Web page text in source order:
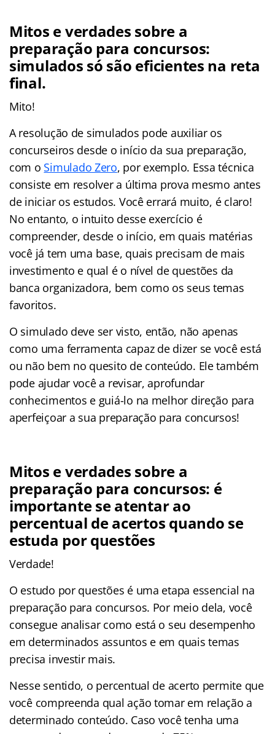
Mitos e verdades sobre a
preparação para concursos:
simulados só são eficientes na reta
final.
Mito!
A resolução de simulados pode auxiliar os
concurseiros desde o início da sua preparação,
com o Simulado Zero, por exemplo. Essa técnica
consiste em resolver a última prova mesmo antes
de iniciar os estudos. Você errará muito, é claro!
No entanto, o intuito desse exercício é
compreender, desde o início, em quais matérias
você já tem uma base, quais precisam de mais
investimento e qual é o nível de questões da
banca organizadora, bem como os seus temas
favoritos.
O simulado deve ser visto, então, não apenas
como uma ferramenta capaz de dizer se você está
ou não bem no quesito de conteúdo. Ele também
pode ajudar você a revisar, aprofundar
conhecimentos e guiá-lo na melhor direção para
aperfeiçoar a sua preparação para concursos!
Mitos e verdades sobre a
preparação para concursos: é
importante se atentar ao
percentual de acertos quando se
estuda por questões
Verdade!
O estudo por questões é uma etapa essencial na
preparação para concursos. Por meio dela, você
consegue analisar como está o seu desempenho
em determinados assuntos e em quais temas
precisa investir mais.
Nesse sentido, o percentual de acerto permite que
você compreenda qual ação tomar em relação a
determinado conteúdo. Caso você tenha uma